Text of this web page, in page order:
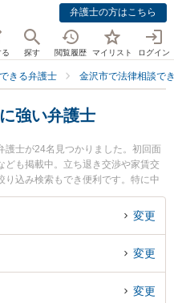
弁護士の方はこちら
探す 閲覧履歴 マイリスト ログイン
きる弁護士 金沢市で法律相談で
強い弁護士
護士が24名見つかりました。初回面
も掲載中。立ち退き交渉や家賃交
込み検索もでき便利です。特に中
事務所の井奈 尚史弁護士、中村・村
ール情報や弁護士費用、強みなどが
談無料で不動産・住まいを法律相談
』などでお困りの相談者さんにおす
変更
変更
変更